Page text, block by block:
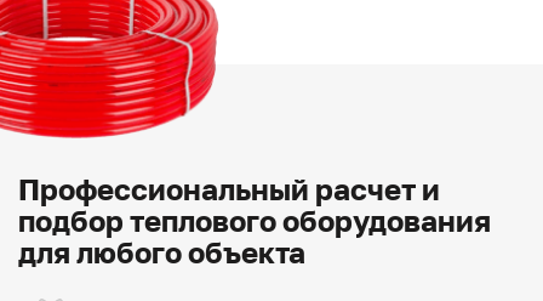
Профессиональный расчет и
подбор теплового оборудования
для любого объекта